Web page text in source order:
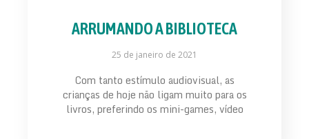
ARRUMANDO A BIBLIOTECA
25 de janeiro de 2021
Com tanto estímulo audiovisual, as
crianças de hoje não ligam muito para os
livros, preferindo os mini-games, vídeo